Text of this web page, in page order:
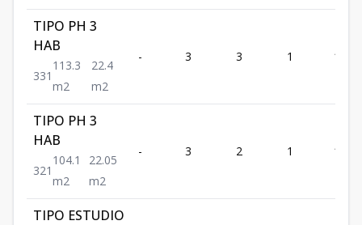
TIPO PH 3
HAB
331
113.3
m2
22.4
m2
- 3 3 1 113.3
TIPO PH 3
HAB
321
104.1
m2
22.05
m2
- 3 2 1 104.1
TIPO ESTUDIO